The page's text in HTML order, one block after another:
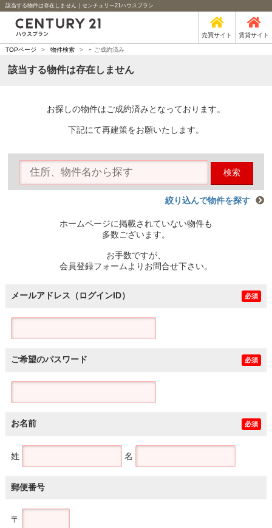
該当する物件は存在しません｜センチュリー21ハウスプラン
売買サイト 賃貸サイト
TOPページ > 物件検索 > - ご成約済み
該当する物件は存在しません
お探しの物件はご成約済みとなっております。
下記にて再建策をお願いたします。
検索
絞り込んで物件を探す
ホームページに掲載されていない物件も
多数ございます。
お手数ですが、
会員登録フォームよりお問合せ下さい。
メールアドレス（ログインID） 必須
ご希望のパスワード 必須
お名前 必須
姓 名
郵便番号
〒